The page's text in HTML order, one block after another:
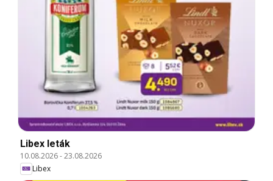
Libex leták
10.08.2026-23.08.2026
Libex